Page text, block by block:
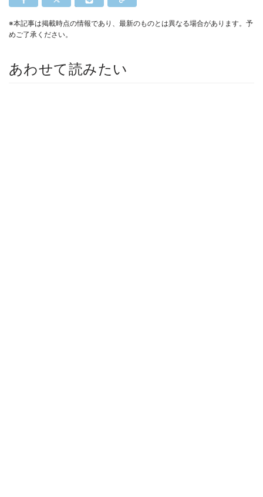
※本記事は掲載時点の情報であり、最新のものとは異なる場合があります。予
めご了承ください。
あわせて読みたい